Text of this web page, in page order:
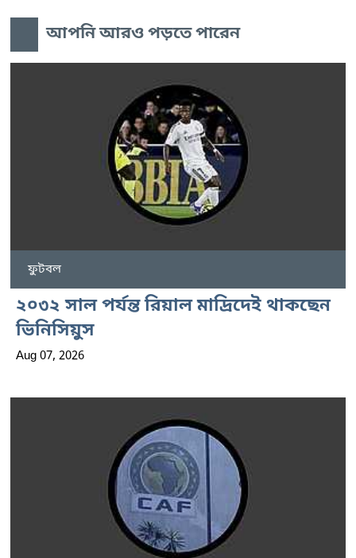
আপনি আরও পড়তে পারেন
ফুটবল
২০৩২ সাল পর্যন্ত রিয়াল মাদ্রিদেই থাকছেন
ভিনিসিয়ুস
Aug 07, 2026